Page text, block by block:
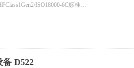
ISO18000-6C标准
库以及演示软件
D522